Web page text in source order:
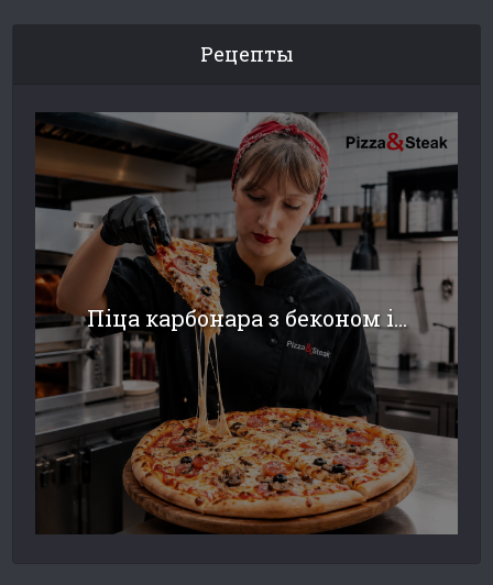
Рецепты
Піца карбонара з беконом і...